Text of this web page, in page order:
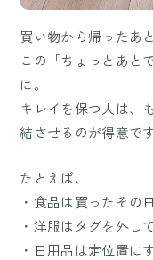
買い物から帰ったあ
この「ちょっとあと
に。
キレイを保つ人は、
結させるのが得意です
たとえば、
・食品は買ったその
・洋服はタグを外し
・日用品は定位置に